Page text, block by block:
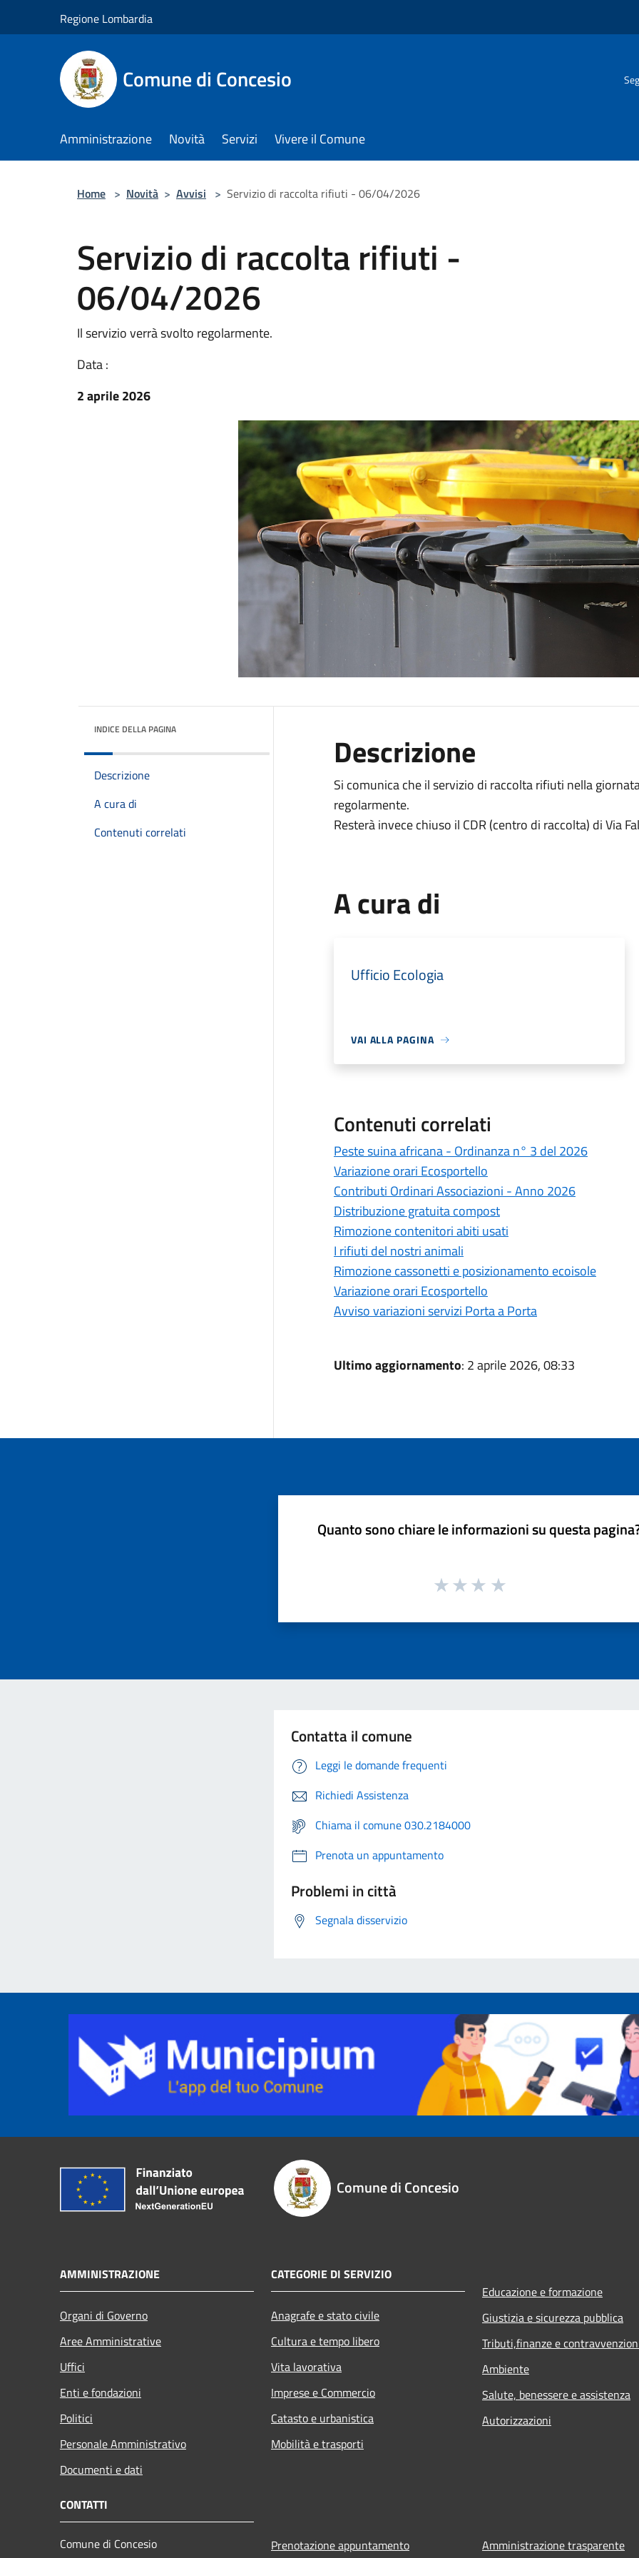
Regione Lombardia
Comune di Concesio
Amministrazione Novità Servizi Vivere il Comune
Home > Novità > Avvisi > Servizio di raccolta rifiuti - 06/04/2026
Servizio di raccolta rifiuti -
06/04/2026
Il servizio verrà svolto regolarmente.
Data :
2 aprile 2026
INDICE DELLA PAGINA
Descrizione
A cura di
Contenuti correlati
Descrizione
Si comunica che il servizio di raccolta rifiuti nella
regolarmente.
Resterà invece chiuso il CDR (centro di raccolta) di Via
A cura di
Ufficio Ecologia
VAI ALLA PAGINA
Contenuti correlati
Peste suina africana - Ordinanza n° 3 del 2026
Variazione orari Ecosportello
Contributi Ordinari Associazioni - Anno 2026
Distribuzione gratuita compost
Rimozione contenitori abiti usati
I rifiuti del nostri animali
Rimozione cassonetti e posizionamento ecoisole
Variazione orari Ecosportello
Avviso variazioni servizi Porta a Porta
Ultimo aggiornamento: 2 aprile 2026, 08:33
Quanto sono chiare le informazioni su questa
Contatta il comune
Leggi le domande frequenti
Richiedi Assistenza
Chiama il comune 030.2184000
Prenota un appuntamento
Problemi in città
Segnala disservizio
Comune di Concesio
AMMINISTRAZIONE
Organi di Governo
Aree Amministrative
Uffici
Enti e fondazioni
Politici
Personale Amministrativo
Documenti e dati
CATEGORIE DI SERVIZIO
Anagrafe e stato civile
Cultura e tempo libero
Vita lavorativa
Imprese e Commercio
Catasto e urbanistica
Mobilità e trasporti
Educazione e formazione
Giustizia e sicurezza pubblica
Tributi,finanze e
Ambiente
Salute, benessere e assistenza
Autorizzazioni
CONTATTI
Comune di Concesio
Prenotazione appuntamento Amministrazione trasparente